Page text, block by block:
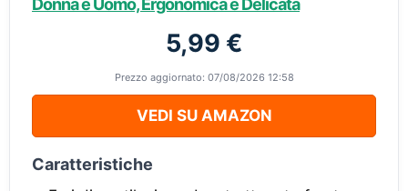
Donna e Uomo, Ergonomica e Delicata
5,99 €
Prezzo aggiornato: 07/08/2026 12:58
VEDI SU AMAZON
Caratteristiche